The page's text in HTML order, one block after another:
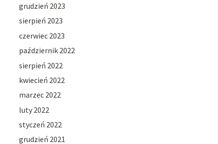
grudzień 2023
sierpień 2023
czerwiec 2023
październik 2022
sierpień 2022
kwiecień 2022
marzec 2022
luty 2022
styczeń 2022
grudzień 2021